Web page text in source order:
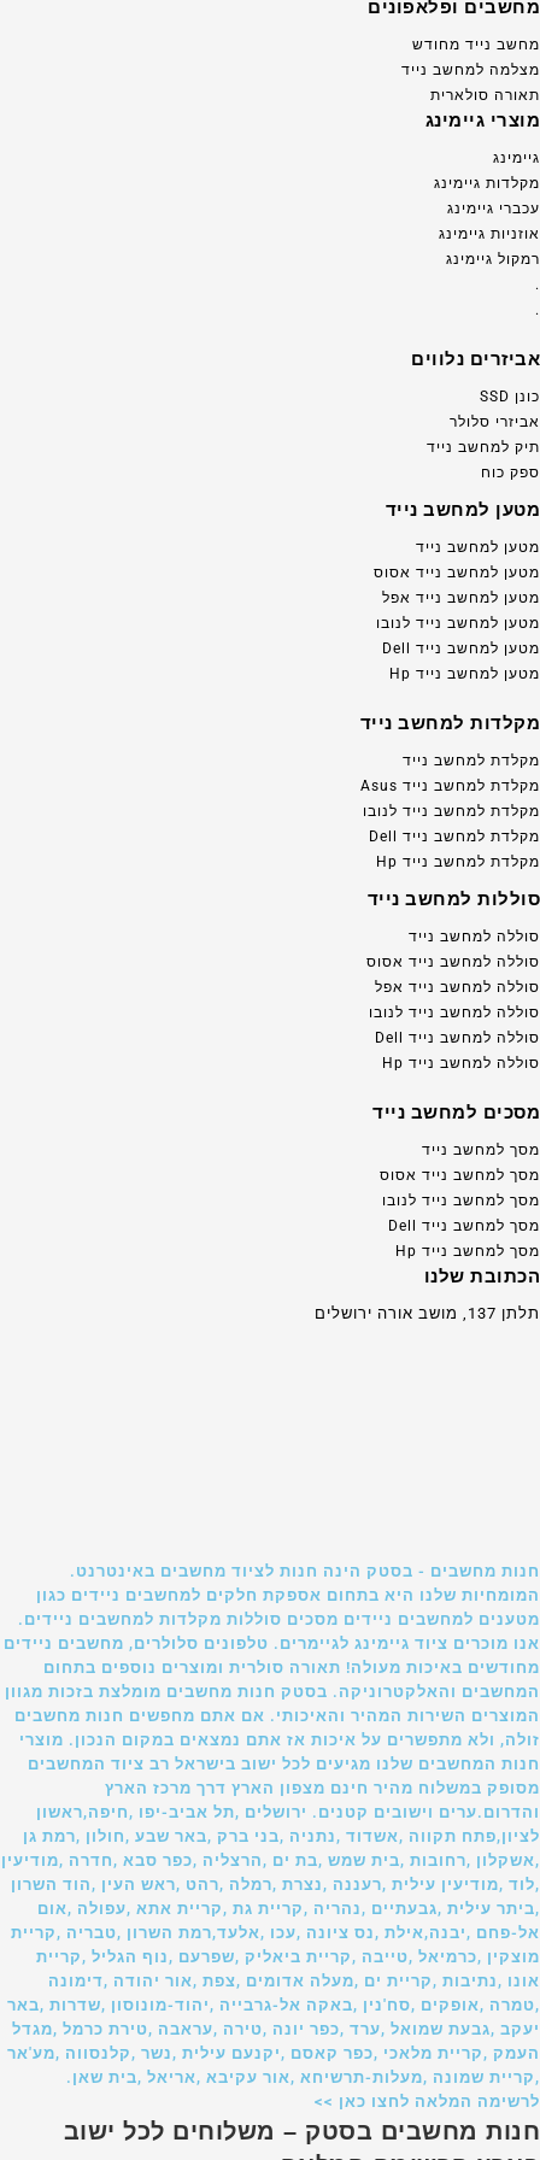
מחשבים ופלאפונים
מחשב נייד מחודש
מצלמה למחשב נייד
תאורה סולארית
מוצרי גיימינג
גיימינג
מקלדות גיימינג
עכברי גיימינג
אוזניות גיימינג
רמקול גיימינג
.
.
אביזרים נלווים
כונן SSD
אביזרי סלולר
תיק למחשב נייד
ספק כוח
מטען למחשב נייד
מטען למחשב נייד
מטען למחשב נייד אסוס
מטען למחשב נייד אפל
מטען למחשב נייד לנובו
מטען למחשב נייד Dell
מטען למחשב נייד Hp
מקלדות למחשב נייד
מקלדת למחשב נייד
מקלדת למחשב נייד Asus
מקלדת למחשב נייד לנובו
מקלדת למחשב נייד Dell
מקלדת למחשב נייד Hp
סוללות למחשב נייד
סוללה למחשב נייד
סוללה למחשב נייד אסוס
סוללה למחשב נייד אפל
סוללה למחשב נייד לנובו
סוללה למחשב נייד Dell
סוללה למחשב נייד Hp
מסכים למחשב נייד
מסך למחשב נייד
מסך למחשב נייד אסוס
מסך למחשב נייד לנובו
מסך למחשב נייד Dell
מסך למחשב נייד Hp
הכתובת שלנו
תלתן 137, מושב אורה ירושלים
חנות מחשבים - בסטק הינה חנות לציוד מחשבים באינטרנט.
המומחיות שלנו היא בתחום אספקת חלקים למחשבים ניידים כגון
מטענים למחשבים ניידים מסכים סוללות מקלדות למחשבים ניידים.
אנו מוכרים ציוד גיימינג לגיימרים. טלפונים סלולרים, מחשבים ניידים
מחודשים באיכות מעולה! תאורה סולרית ומוצרים נוספים בתחום
המחשבים והאלקטרוניקה. בסטק חנות מחשבים מומלצת בזכות מגוון
המוצרים השירות המהיר והאיכותי. אם אתם מחפשים חנות מחשבים
זולה, ולא מתפשרים על איכות אז אתם נמצאים במקום הנכון. מוצרי
חנות המחשבים שלנו מגיעים לכל ישוב בישראל רב ציוד המחשבים
מסופק במשלוח מהיר חינם מצפון הארץ דרך מרכז הארץ
והדרום.ערים וישובים קטנים. ירושלים ,תל אביב-יפו ,חיפה,ראשון
לציון,פתח תקווה ,אשדוד ,נתניה ,בני ברק ,באר שבע ,חולון ,רמת גן
,אשקלון ,רחובות ,בית שמש ,בת ים ,הרצליה ,כפר סבא ,חדרה ,מודיעין
,לוד ,מודיעין עילית ,רעננה ,נצרת ,רמלה ,רהט ,ראש העין ,הוד השרון
,ביתר עילית ,גבעתיים ,נהריה ,קריית גת ,קריית אתא ,עפולה ,אום
אל-פחם ,יבנה,אילת ,נס ציונה ,עכו ,אלעד,רמת השרון ,טבריה ,קריית
מוצקין ,כרמיאל ,טייבה ,קריית ביאליק ,שפרעם ,נוף הגליל ,קריית
אונו ,נתיבות ,קריית ים ,מעלה אדומים ,צפת ,אור יהודה ,דימונה
,טמרה ,אופקים ,סח'נין ,באקה אל-גרבייה ,יהוד-מונוסון ,שדרות ,באר
יעקב ,גבעת שמואל ,ערד ,כפר יונה ,טירה ,עראבה ,טירת כרמל ,מגדל
העמק ,קריית מלאכי ,כפר קאסם ,יקנעם עילית ,נשר ,קלנסווה ,מע'אר
,קריית שמונה ,מעלות-תרשיחא ,אור עקיבא ,אריאל ,בית שאן.
לרשימה המלאה לחצו כאן >>
חנות מחשבים בסטק – משלוחים לכל ישוב